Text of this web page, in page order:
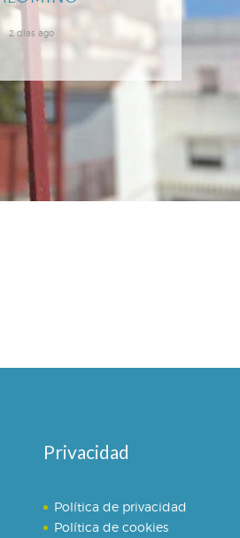
2 días ago
Privacidad
Política de privacidad
Política de cookies